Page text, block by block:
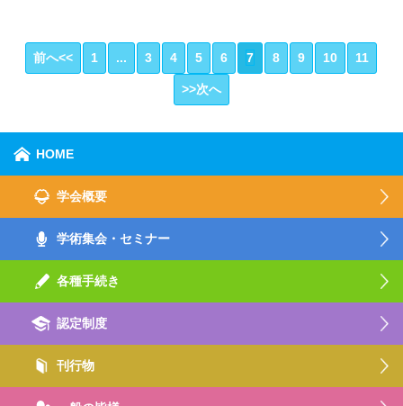
前へ<< 1 ... 3 4 5 6 7 8 9 10 11
>>次へ
HOME
学会概要
学術集会・セミナー
各種手続き
認定制度
刊行物